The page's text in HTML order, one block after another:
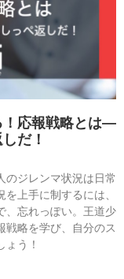
！応報戦略とは―
だ！
のジレンマ状況は日常
上手に制するには、
、忘れっぽい。王道少
戦略を学び、自分のス
う！